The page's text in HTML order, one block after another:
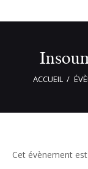
ACCUEIL
Cet évènement